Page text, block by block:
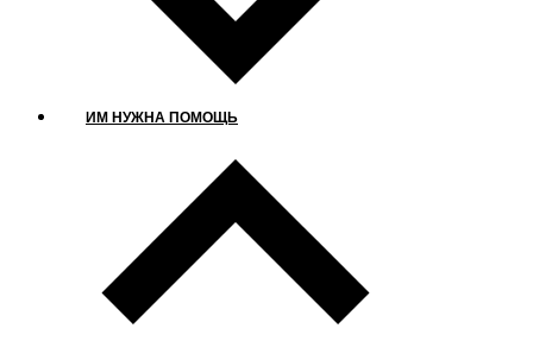
ИМ НУЖНА ПОМОЩЬ